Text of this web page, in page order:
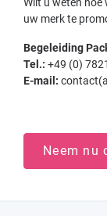
uw merk te
Begeleiding
Tel.: +49 (0)
E-mail:
Neem nu